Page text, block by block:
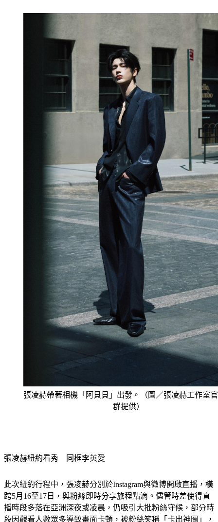
張凌赫帶著相機「阿貝貝」出發。（圖／張凌赫工作室
群提供）
跨5月16至17日，與粉絲即時分享旅程點滴。儘管時差使得直
播時段多落在亞洲深夜或凌晨，仍吸引大批粉絲守候，部分時
段因觀看人數眾多導致畫面卡頓，被粉絲笑稱「卡出神圖」，
熱度可見一斑。